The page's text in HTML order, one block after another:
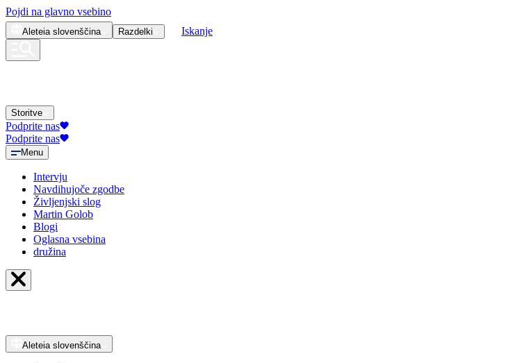
Pojdi na glavno vsebino
Aleteia slovenščina Razdelki Iskanje
Storitve
Podprite nas
Podprite nas
Menu
Intervju
Navdihujoče zgodbe
Življenjski slog
Martin Golob
Blogi
Oglasna vsebina
družina
Aleteia slovenščina